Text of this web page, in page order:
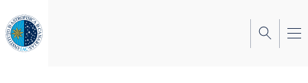
al
contenido
principal